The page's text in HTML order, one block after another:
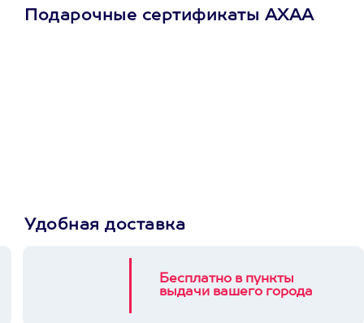
Подарочные сертификаты АХАА
Удобная доставка
Бесплатно в пункты
выдачи вашего города